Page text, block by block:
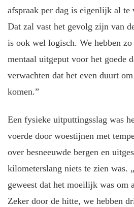
afspraak per dag is eigenlijk al
Dat zal vast het gevolg zijn van
is ook wel logisch. We hebben
mentaal uitgeput voor het goede
verwachten dat het even duurt
komen.”
Een fysieke uitputtingsslag was
voerde door woestijnen met
over besneeuwde bergen en
kilometerslang niets te zien was.
geweest dat het moeilijk was om
Zeker door de hitte, we hebben